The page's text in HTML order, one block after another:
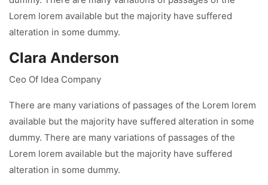
Lorem lorem available but the majority have suffered
alteration in some dummy.
Clara Anderson
Ceo Of Idea Company
There are many variations of passages of the Lorem lorem
available but the majority have suffered alteration in some
dummy. There are many variations of passages of the
Lorem lorem available but the majority have suffered
alteration in some dummy.